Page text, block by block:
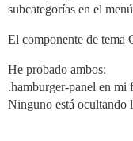
subcategorías en el
El componente de tema
He probado ambos:
.hamburger-panel en mi
Ninguno está ocultando